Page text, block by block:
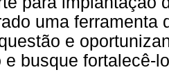
uma ferramenta
e
e busque fortalecê-